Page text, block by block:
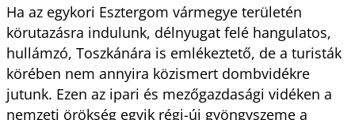
Ha az egykori Esztergom vármegye területén
körutazásra indulunk, délnyugat felé hangulatos,
hullámzó, Toszkánára is emlékeztető, de a turisták
körében nem annyira köz­ismert dombvidékre
jutunk. Ezen az ipari és mezőgazdasági vidéken a
nemzeti örökség egyik régi-új gyöngyszeme a